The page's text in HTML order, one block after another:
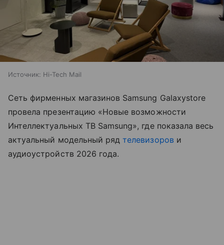
Источник: Hi-Tech Mail
Сеть фирменных магазинов Samsung Galaxystore
провела презентацию «Новые возможности
Интеллектуальных ТВ Samsung», где показала весь
актуальный модельный рядтелевизоров и
аудиоустройств 2026 года.